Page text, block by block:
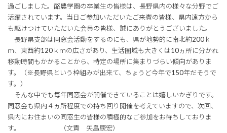
過ごしました。酪農学園の卒業生の皆様は、長野県内の様々な分野でご
活躍されています。当日ご参加いただいたご来賓の皆様、県内遠方から
も駆けつけていただいた会員の皆様、誠にありがとうございました。
長野県支部は同窓会活動をするのにも、県が地勢的に南北約200ｋ
ｍ、東西約120ｋｍの広さがあり、生活圏域も大きくは10ヵ所に分かれ
移動時間もかかることから、特定の場所に集まりづらい傾向がありま
す。（※長野県という枠組みが出来て、ちょうど今年で150年だそうで
す。）
そんな中でも毎年同窓会が開催できていることは嬉しいかぎりです。
同窓会も県内４ヵ所程度での持ち回り開催を考えていますので、次回、
県内にお住まいの同窓生の皆様の積極的なご参加をお待ちしておりま
す。 （文責 矢島康宏）